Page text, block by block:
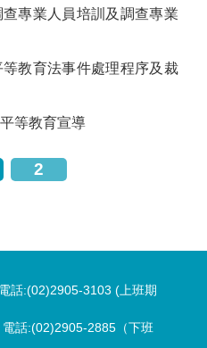
專業人員培訓及調查專業
教育法事件處理程序及裁
等教育宣導
2
話:(02)2905-3103 (上班期
2885（下班